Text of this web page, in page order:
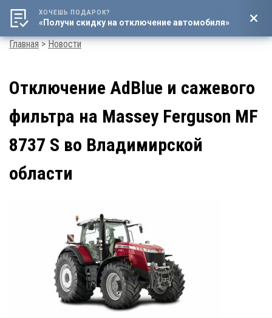
8 (800) 4444-016
Строка
Главная Новости
Отключение AdBlue и сажевого
фильтра на Massey Ferguson MF
8737 S во Владимирской
области
ХОЧЕШЬ ПОДАРОК?
«Получи скидку на отключение автомобиля»